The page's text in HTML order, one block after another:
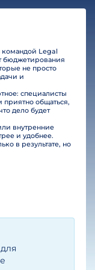
правило,
однако
работы
Решении
расчеты
командой Legal
бюджетирования
не просто
и
специалисты
общаться,
дело будет
внутренние
и удобнее.
в результате, но